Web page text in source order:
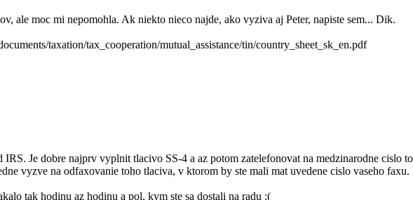
ale moc mi nepomohla. Ak niekto nieco najde, ako vyziva aj Peter, napiste sem... Dik.
taxation/tax_cooperation/mutual_assistance/tin/country_sheet_sk_en.pdf
Je dobre najprv vyplnit tlacivo SS-4 a az potom zatelefonovat na medzinarodne cislo
vyzve na odfaxovanie toho tlaciva, v ktorom by ste mali mat uvedene cislo vaseho
tak hodinu az hodinu a pol, kym ste sa dostali na radu :(